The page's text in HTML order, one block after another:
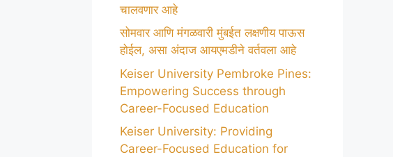
चालवणार आहे
सोमवार आणि मंगळवारी मुंबईत लक्षणीय पाऊस
होईल, असा अंदाज आयएमडीने वर्तवला आहे
Keiser University Pembroke Pines:
Empowering Success through
Career-Focused Education
Keiser University: Providing
Career-Focused Education for